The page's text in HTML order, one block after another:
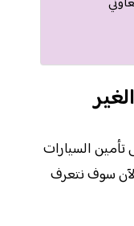
السيارات
سوف نتعرف